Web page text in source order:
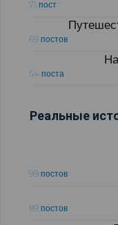
71 пост
69 постов
54 поста
Реальные
99 постов
89 постов